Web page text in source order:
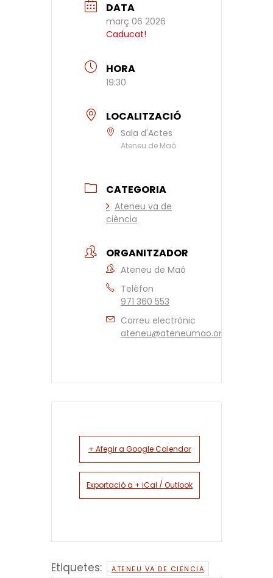
DATA
març 06 2026
Caducat!
HORA
19:30
LOCALITZACIÓ
Sala d'Actes
Ateneu de Maó
CATEGORIA
Ateneu va de
ciència
ORGANITZADOR
Ateneu de Maó
Telèfon
971 360 553
Correu electrònic
ateneu@ateneumao.org
+ Afegir a Google Calendar
Exportació a + iCal / Outlook
Etiquetes: ATENEU VA DE CIENCIA